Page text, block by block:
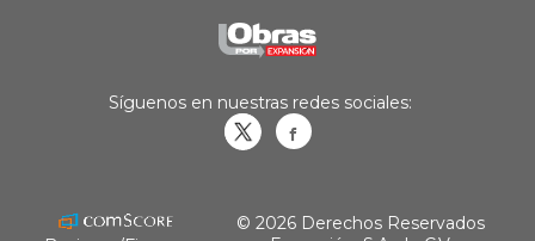
Síguenos en nuestras redes sociales:
© 2026 Derechos Reservados